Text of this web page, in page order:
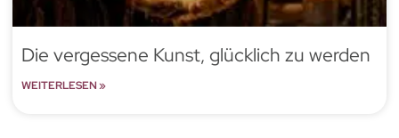
Die vergessene Kunst, glücklich zu werden
WEITERLESEN »